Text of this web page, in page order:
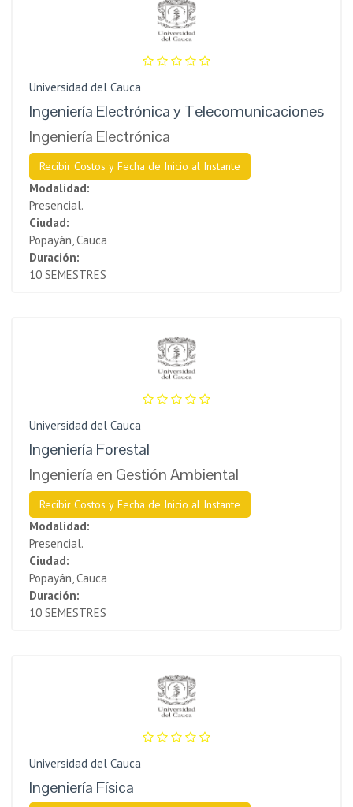
Universidad del Cauca
Ingeniería Electrónica y Telecomunicaciones
Ingeniería Electrónica
Recibir Costos y Fecha de Inicio al Instante
Modalidad:
Presencial.
Ciudad:
Popayán, Cauca
Duración:
10 SEMESTRES
Universidad del Cauca
Ingeniería Forestal
Ingeniería en Gestión Ambiental
Recibir Costos y Fecha de Inicio al Instante
Modalidad:
Presencial.
Ciudad:
Popayán, Cauca
Duración:
10 SEMESTRES
Universidad del Cauca
Ingeniería Física